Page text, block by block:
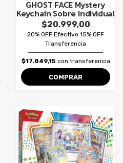
GHOST FACE Mystery
Keychain Sobre Individual
$20.999,00
20% OFF Efectivo 15% OFF
Transferencia
$17.849,15 con transferencia
COMPRAR